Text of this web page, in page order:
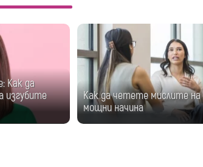
Как да
изгубите
Как да четете мислите на
мощни начина